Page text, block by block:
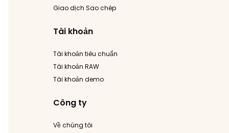
Giao dịch Sao chép
Tài khoản
Tài khoản tiêu chuẩn
Tài khoản RAW
Tài khoản demo
Công ty
Về chúng tôi